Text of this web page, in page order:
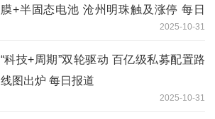
膜+半固态电池 沧州明珠触及涨停 每日
2025-10-31
“科技+周期”双轮驱动 百亿级私募配置路
线图出炉 每日报道
2025-10-31